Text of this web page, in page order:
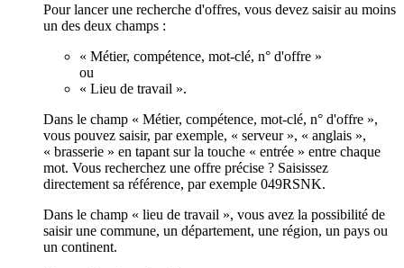
Pour lancer une recherche d'offres, vous devez saisir au moins
un des deux champs :
« Métier, compétence, mot-clé, n° d'offre »
ou
« Lieu de travail ».
Dans le champ « Métier, compétence, mot-clé, n° d'offre »,
vous pouvez saisir, par exemple, « serveur », « anglais »,
« brasserie » en tapant sur la touche « entrée » entre chaque
mot. Vous recherchez une offre précise ? Saisissez
directement sa référence, par exemple 049RSNK.
Dans le champ « lieu de travail », vous avez la possibilité de
saisir une commune, un département, une région, un pays ou
un continent.